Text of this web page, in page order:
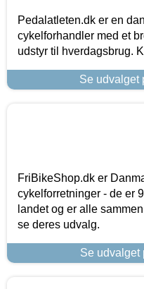
Pedalatleten.dk er en
cykelforhandler med et
udstyr til hverdagsbrug.
Se udvalget
FriBikeShop.dk er
cykelforretninger - de er
landet og er alle
se deres udvalg.
Se udvalget